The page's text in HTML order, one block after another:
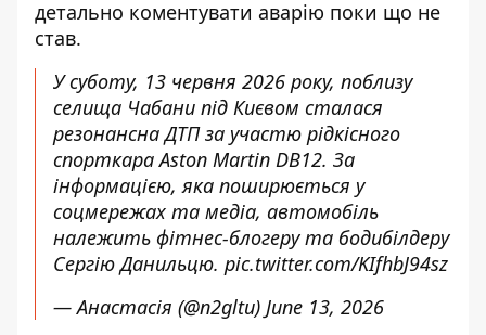
детально коментувати аварію поки що не
став.
У суботу, 13 червня 2026 року, поблизу
селища Чабани під Києвом сталася
резонансна ДТП за участю рідкісного
спорткара Aston Martin DB12. За
інформацією, яка поширюється у
соцмережах та медіа, автомобіль
належить фітнес-блогеру та бодибілдеру
Сергію Данильцю. pic.twitter.com/KIfhbJ94sz
— Анастасія (@n2gltu) June 13, 2026